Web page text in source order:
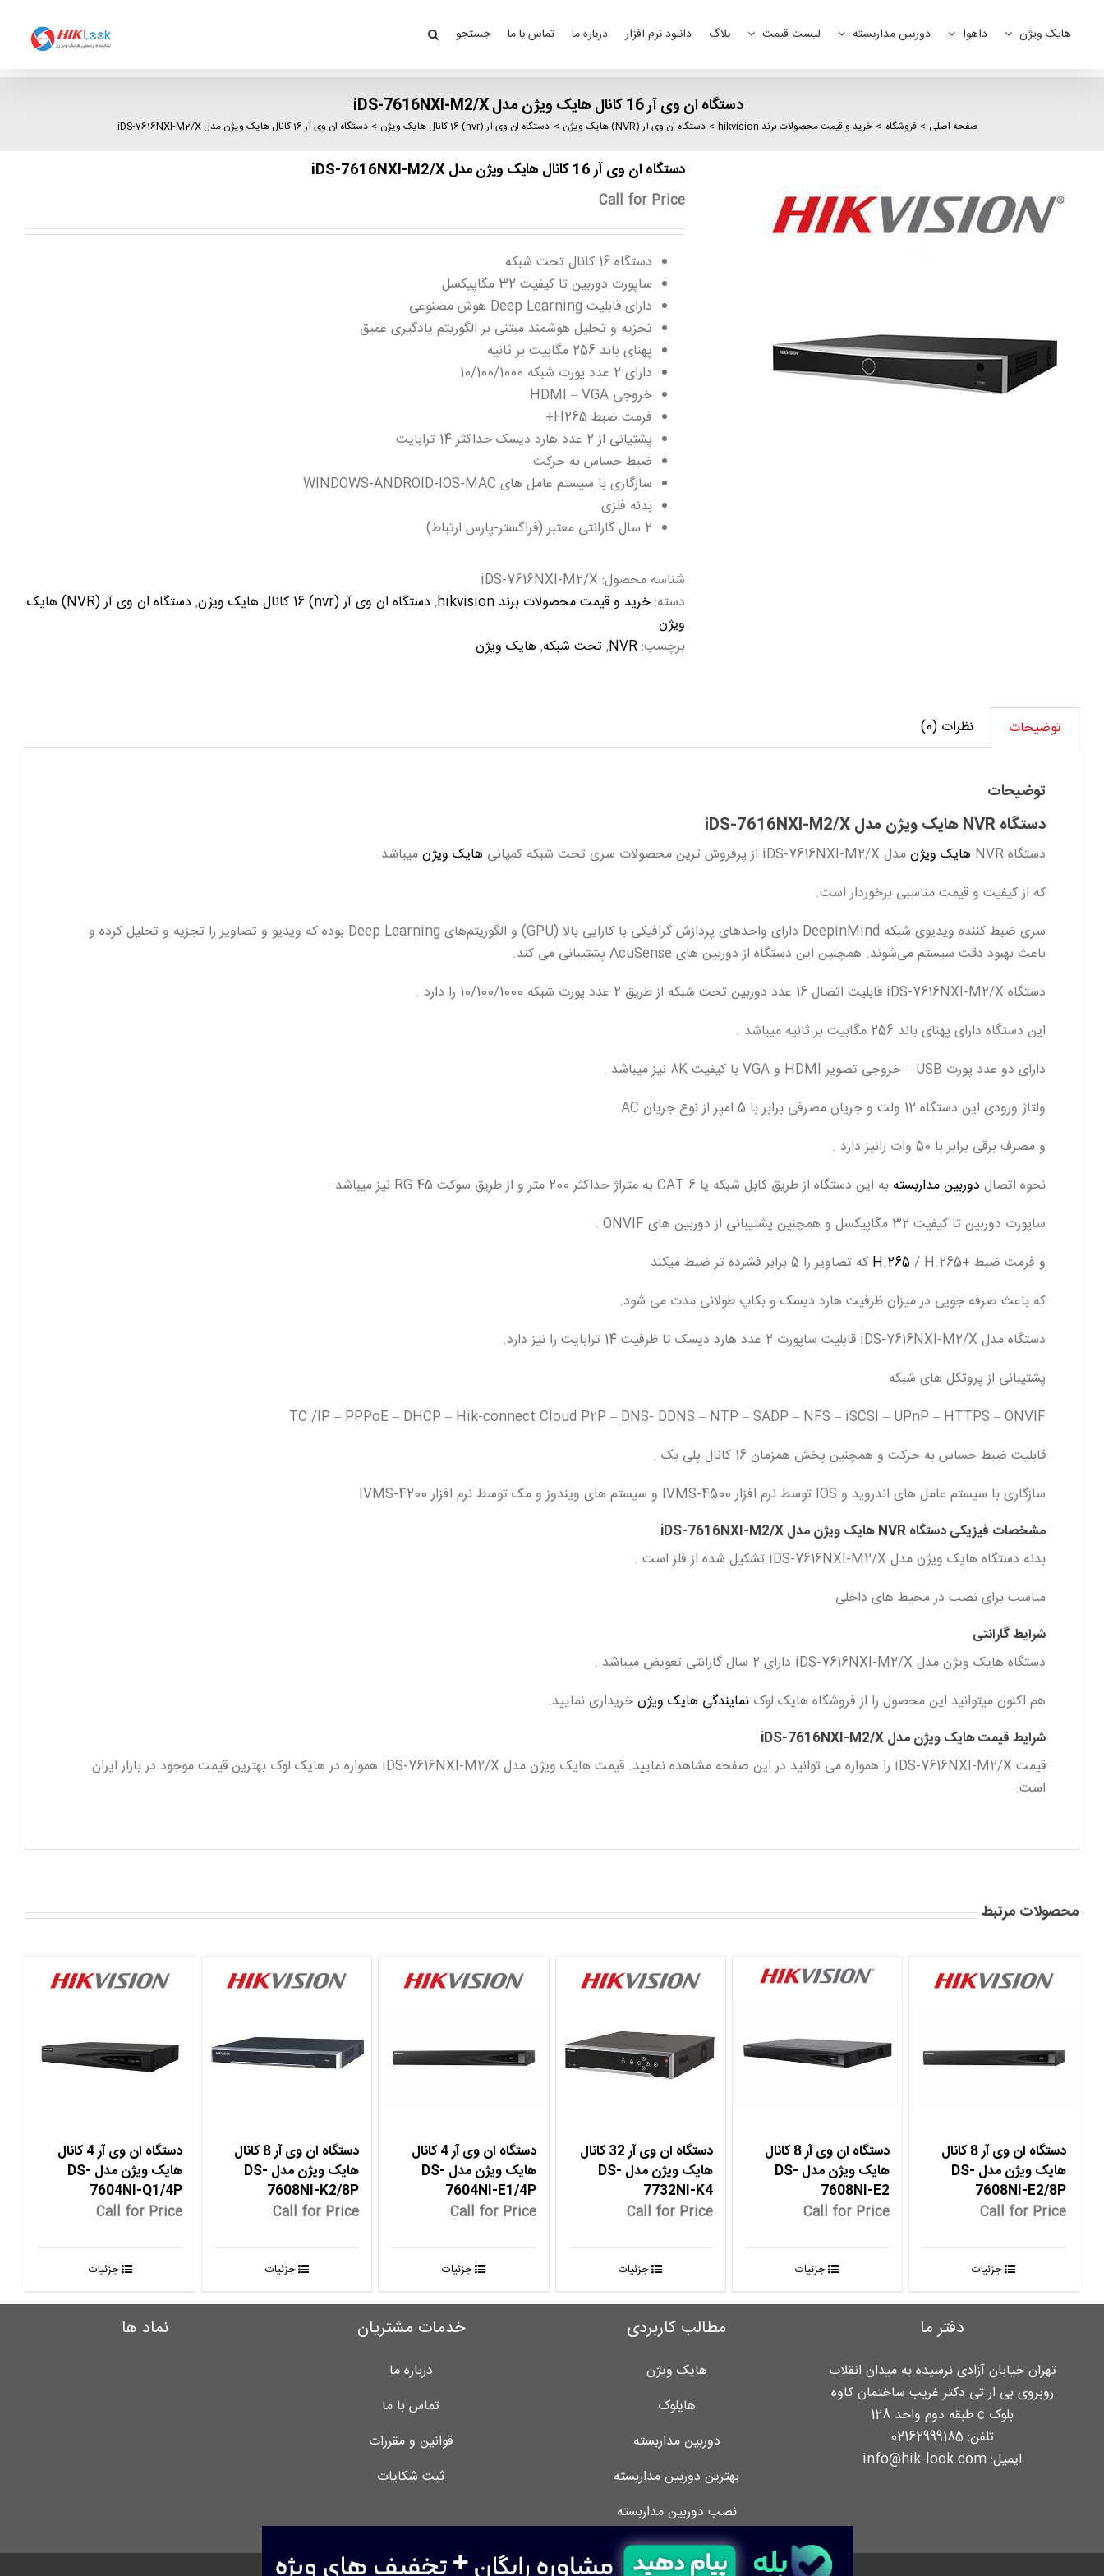
هایک ویژن داهوا دوربین مداربسته لیست قیمت بلاگ دانلود نرم افزار درباره ما تماس با ما جستجو
دستگاه ان وی آر 16 کانال هایک ویژن مدل iDS-7616NXI-M2/X
صفحه اصلی فروشگاه خرید و قیمت محصولات برند hikvision دستگاه ان وی آر (NVR) هایک ویژن دستگاه ان وی آر (nvr) 16 کانال هایک ویژن دستگاه ان وی آر 16 کانال هایک ویژن مدل iDS-7616NXI-M2/X
دستگاه ان وی آر 16 کانال هایک ویژن مدل iDS-7616NXI-M2/X
Call for Price
دستگاه 16 کانال تحت شبکه
ساپورت دوربین تا کیفیت 32 مگاپیکسل
دارای قابلیت Deep Learning هوش مصنوعی
تجزیه و تحلیل هوشمند مبتنی بر الگوریتم یادگیری عمیق
پهنای باند 256 مگابیت بر ثانیه
دارای 2 عدد پورت شبکه 10/100/1000
خروجی HDMI – VGA
فرمت ضبط H265+
پشتیانی از 2 عدد هارد دیسک حداکثر 14 ترابایت
ضبط حساس به حرکت
سازگاری با سیستم عامل های WINDOWS-ANDROID-IOS-MAC
بدنه فلزی
2 سال گارانتی معتبر (فراگستر-پارس ارتباط)
شناسه محصول: iDS-7616NXI-M2/X
دسته:خرید و قیمت محصولات برند hikvision , دستگاه ان وی آر (nvr) 16 کانال هایک ویژن ,
دستگاه ان وی آر (NVR) هایک
ویژن
برچسب:NVR
,تحت شبکه, هایک ویژن
توضیحات نظرات (0)
توضیحات
دستگاه NVR هایک ویژن مدل iDS-7616NXI-M2/X
دستگاه NVR هایک ویژنمدل iDS-7616NXI-M2/X از پرفروش ترین محصولات سری تحت شبکه کمپانی هایک ویژنمیباشد.
که از کیفیت و قیمت مناسبی برخوردار است.
سری ضبط‌ کننده ویدیوی شبکه DeepinMind دارای واحدهای پردازش گرافیکی با کارایی بالا (GPU) و الگوریتم‌های Deep Learning بوده که ویدیو و تصاویر را تجزیه و تحلیل کرده و
باعث بهبود دقت سیستم می‌شوند. همچنین این دستگاه از دوربین های AcuSense پشتیبانی می کند.
دستگاه iDS-7616NXI-M2/X قابلیت اتصال 16 عدد دوربین تحت شبکه از طریق 2 عدد پورت شبکه 10/100/1000 را دارد .
این دستگاه دارای پهنای باند 256 مگابیت بر ثانیه میباشد .
دارای دو عدد پورت USB – خروجی تصویر HDMI و VGA با کیفیت 8K نیز میباشد .
ولتاژ ورودی این دستگاه 12 ولت و جریان مصرفی برابر با 5 امپر از نوع جریان AC
و مصرف برقی برابر با 50 وات رانیز دارد .
نحوه اتصال دوربین مداربسته به این دستگاه از طریق کابل شبکه یا CAT 6 به متراژ حداکثر 200 متر و از طریق سوکت RG 45 نیز میباشد .
ساپورت دوربین تا کیفیت 32 مگاپیکسل و همچنین پشتیبانی از دوربین های ONVIF .
و فرمت ضبط +
H.265/ H.265 که تصاویر را 5 برابر فشرده تر ضبط میکند
که باعث صرفه جویی در میزان ظرفیت هارد دیسک و بکاپ طولانی مدت می شود.
دستگاه مدل iDS-7616NXI-M2/X قابلیت ساپورت 2 عدد هارد دیسک تا ظرفیت 14 ترابایت را نیز دارد.
پشتیبانی از پروتکل های شبکه
TC /IP – PPPoE – DHCP – Hik-connect Cloud P2P – DNS- DDNS – NTP – SADP – NFS – iSCSI – UPnP – HTTPS – ONVIF
قابلیت ضبط حساس به حرکت و همچنین پخش همزمان 16 کانال پلی بک .
سازگاری با سیستم عامل های اندروید و IOS توسط نرم افزار IVMS-4500 و سیستم های ویندوز و مک توسط نرم افزار IVMS-4200
مشخصات فیزیکی دستگاه NVR هایک ویژن مدل iDS-7616NXI-M2/X
بدنه دستگاه هایک ویژن مدل iDS-7616NXI-M2/X تشکیل شده از فلز است .
مناسب برای نصب در محیط های داخلی
شرایط گارانتی
دستگاه هایک ویژن مدل iDS-7616NXI-M2/X دارای 2 سال گارانتی تعویض میباشد .
هم اکنون میتوانید این محصول را از فروشگاه هایک لوک نمایندگی هایک ویژنخریداری نمایید.
شرایط قیمت هایک ویژن مدل iDS-7616NXI-M2/X
قیمت iDS-7616NXI-M2/X را همواره می توانید در این صفحه مشاهده نمایید. قیمت هایک ویژن مدل iDS-7616NXI-M2/X همواره در هایک لوک بهترین قیمت موجود در بازار ایران
است.
محصولات مرتبط
دستگاه ان وی آر 8 کانال
هایک ویژن مدل DS-
7608NI-E2/8P
Call for Price
جزئیات
دستگاه ان وی آر 8 کانال
هایک ویژن مدل DS-
7608NI-E2
Call for Price
جزئیات
دستگاه ان وی آر 32 کانال
هایک ویژن مدل DS-
7732NI-K4
Call for Price
جزئیات
دستگاه ان وی آر 4 کانال
هایک ویژن مدل DS-
7604NI-E1/4P
Call for Price
جزئیات
دستگاه ان وی آر 8 کانال
هایک ویژن مدل DS-
7608NI-K2/8P
Call for Price
جزئیات
دستگاه ان وی آر 4 کانال
هایک ویژن مدل DS-
7604NI-Q1/4P
Call for Price
جزئیات
دفتر ما
تهران خیابان آزادی نرسیده به میدان انقلاب
روبروی بی ار تی دکتر غریب ساختمان کاوه
بلوک c طبقه دوم واحد 128
تلفن: 02162999185
ایمیل: info@hik-look.com
مطالب کاربردی
هایک ویژن
هایلوک
دوربین مداربسته
بهترین دوربین مداربسته
نصب دوربین مداربسته
خدمات مشتریان
درباره ما
تماس با ما
قوانین و مقررات
ثبت شکایات
نماد ها